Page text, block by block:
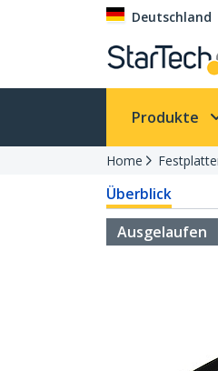
Deutschland
Produkte
Home
Überblick
Ausgelaufen